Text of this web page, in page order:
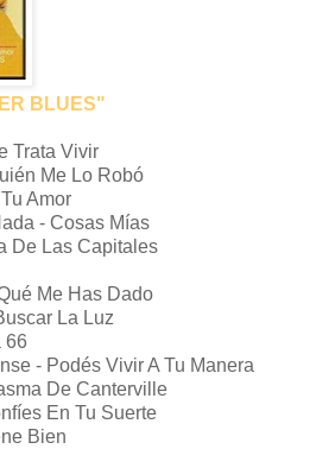
BLUES"
Trata Vivir
Me Lo Robó
Amor
- Cosas Mías
De Las Capitales
Me Has Dado
La Luz
66
- Podés Vivir A Tu Manera
De Canterville
En Tu Suerte
Bien